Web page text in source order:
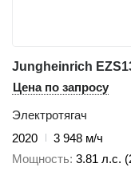
Jungheinrich
Цена по запросу
Электротягач
2020
3 948 м/ч
Мощность 3.81 л.с.